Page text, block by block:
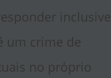
inclusive
um crime de
no próprio